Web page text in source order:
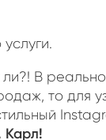
В
то для
Карл!